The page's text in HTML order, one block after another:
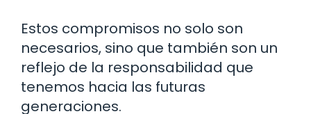
Estos compromisos no solo son
necesarios, sino que también son un
reflejo de la responsabilidad que
tenemos hacia las futuras
generaciones.